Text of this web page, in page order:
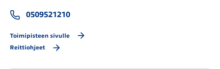
0509521210
Toimipisteen sivulle
Reittiohjeet